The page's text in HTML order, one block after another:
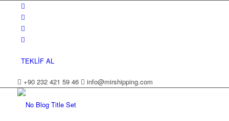
TEKLİF AL
+90 232 421 59 46 info@mirshipping.com